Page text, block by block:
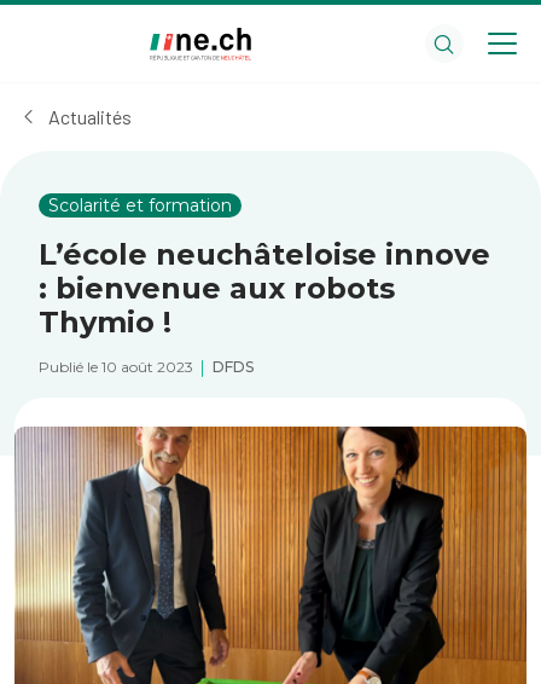
cookies
Actualités
Scolarité et formation
L’école neuchâteloise innove
: bienvenue aux robots
Thymio !
Publié le 10 août 2023 DFDS